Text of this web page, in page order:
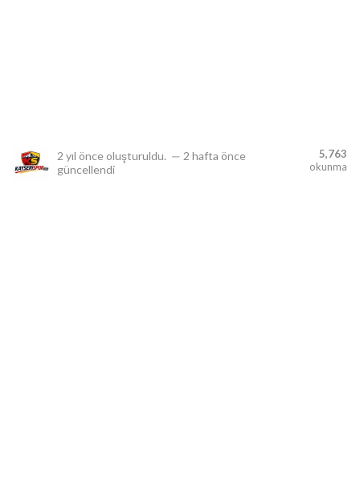
2 yıl önce oluşturuldu. — 2 hafta önce
güncellendi
5,763
okunma